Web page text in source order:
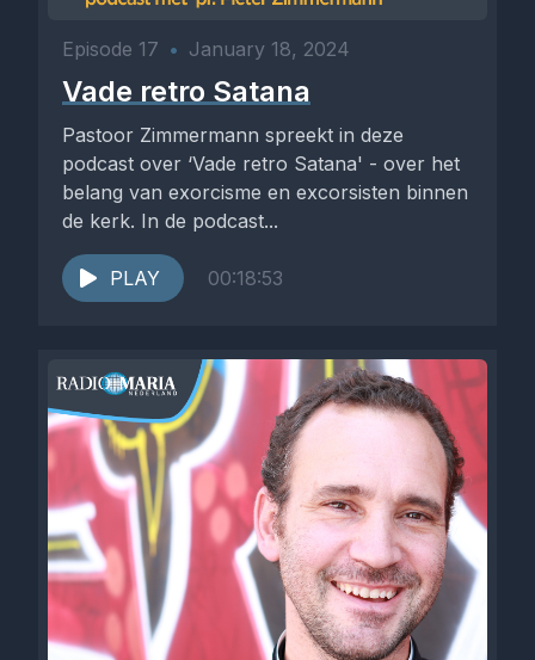
Episode 17 • January 18, 2024
Vade retro Satana
Pastoor Zimmermann spreekt in deze
podcast over ‘Vade retro Satana' - over het
belang van exorcisme en excorsisten binnen
de kerk. In de podcast...
PLAY 00:18:53